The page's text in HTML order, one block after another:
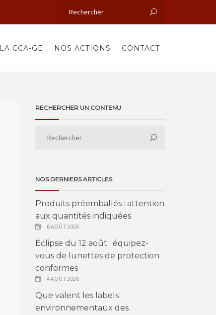
LA CCA-GE NOS ACTIONS CONTACT
RECHERCHER UN CONTENU
NOS DERNIERS ARTICLES
Produits préemballés : attention
aux quantités indiquées
6 AOÛT 2026
Éclipse du 12 août : équipez-
vous de lunettes de protection
conformes
4 AOÛT 2026
Que valent les labels
environnementaux des